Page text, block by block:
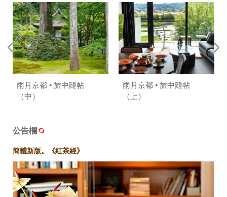
日記簿
餐桌週記
享樂隨手拍
照相簿
影音區
歷史區
關於Yilan
個人著作
活動實況記錄
雨月京都 • 旅中隨帖
（中）
雨月京都 • 旅中隨帖
（上）
公告欄
簡體新版。《紅茶經》